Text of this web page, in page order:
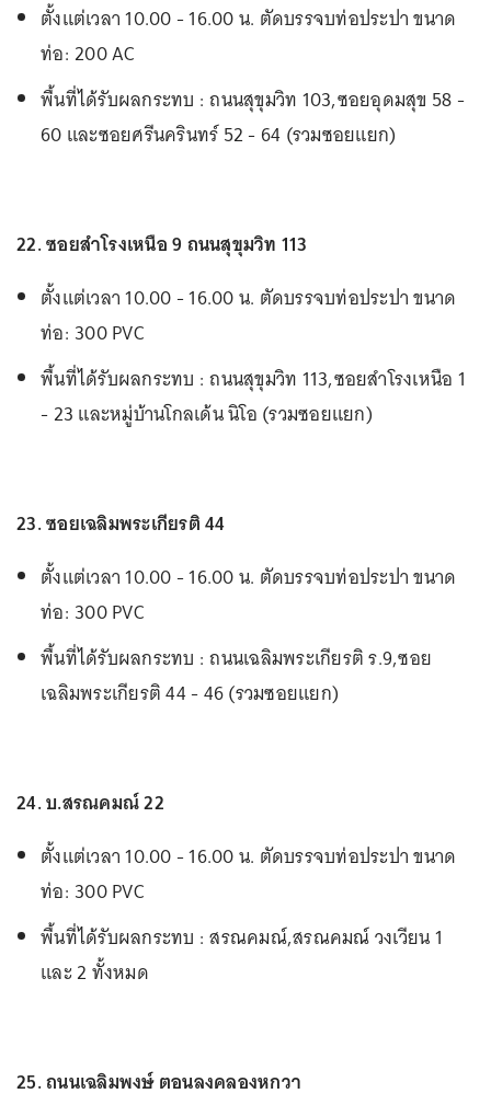
ตั้งแต่เวลา 10.00 - 16.00 น. ตัดบรรจบท่อประปา ขนาด
ท่อ: 200 AC
พื้นที่ได้รับผลกระทบ : ถนนสุขุมวิท 103,ซอยอุดมสุข 58 -
60 และซอยศรีนครินทร์ 52 - 64 (รวมซอยแยก)
22. ซอยสำโรงเหนือ 9 ถนนสุขุมวิท 113
ตั้งแต่เวลา 10.00 - 16.00 น. ตัดบรรจบท่อประปา ขนาด
ท่อ: 300 PVC
พื้นที่ได้รับผลกระทบ : ถนนสุขุมวิท 113,ซอยสำโรงเหนือ 1
- 23 และหมู่บ้านโกลเด้น นิโอ (รวมซอยแยก)
23. ซอยเฉลิมพระเกียรติ 44
ตั้งแต่เวลา 10.00 - 16.00 น. ตัดบรรจบท่อประปา ขนาด
ท่อ: 300 PVC
พื้นที่ได้รับผลกระทบ : ถนนเฉลิมพระเกียรติ ร.9,ซอย
เฉลิมพระเกียรติ 44 - 46 (รวมซอยแยก)
24. บ.สรณคมณ์ 22
ตั้งแต่เวลา 10.00 - 16.00 น. ตัดบรรจบท่อประปา ขนาด
ท่อ: 300 PVC
พื้นที่ได้รับผลกระทบ : สรณคมณ์,สรณคมณ์ วงเวียน 1
และ 2 ทั้งหมด
25. ถนนเฉลิมพงษ์ ตอนลงคลองหกวา